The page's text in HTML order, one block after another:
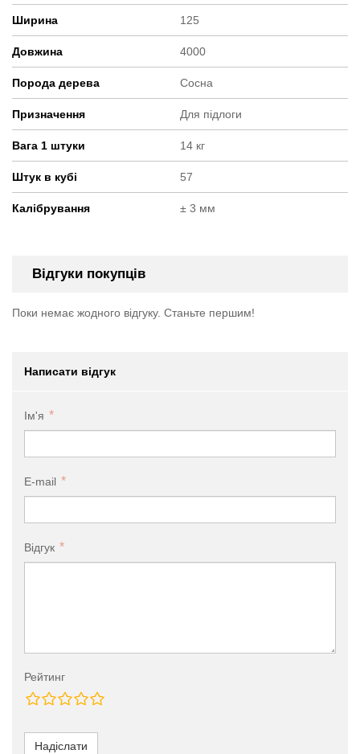
Ширина 125
Довжина 4000
Порода дерева Сосна
Призначення Для підлоги
Вага 1 штуки 14 кг
Штук в кубі 57
Калібрування ± 3 мм
Відгуки покупців
Поки немає жодного відгуку. Станьте першим!
Написати відгук
Ім'я
E-mail
Відгук
Рейтинг
Надіслати